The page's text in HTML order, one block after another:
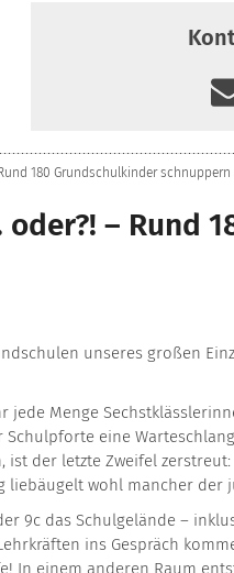
180 Grundschulkinder
– Rund
unseres großen
jede Menge
eine
ist der letzte Zweifel
wohl mancher
9c das Schulgelände –
ins Gespräch
In einem anderen Raum